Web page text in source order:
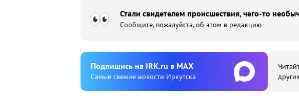
Стали свидетелем происшествия, чего-то
Сообщите, пожалуйста, об этом в редакцию
Подпишиcь на IRK.ru в MAX
Cамые свежие новости Иркутска